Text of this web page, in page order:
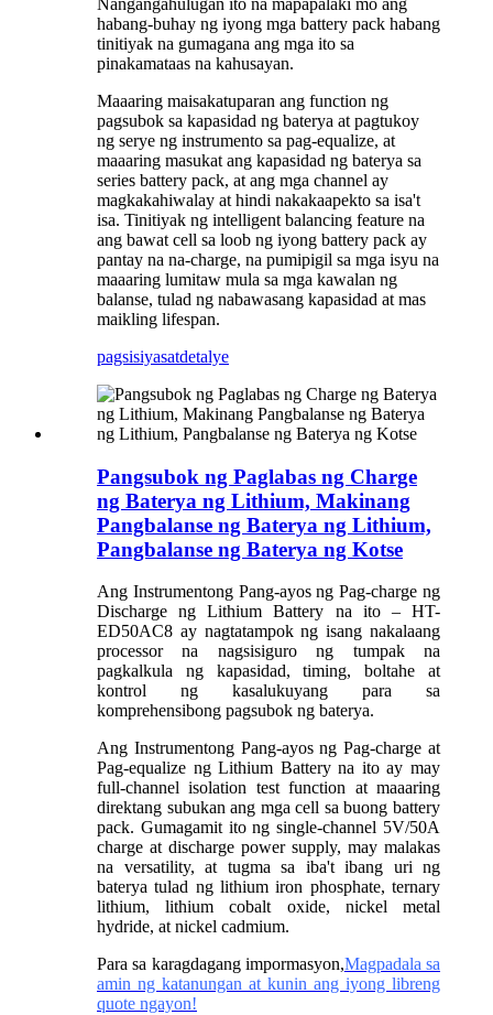
Nangangahulugan ito na mapapalaki mo ang
habang-buhay ng iyong mga battery pack habang
tinitiyak na gumagana ang mga ito sa
pinakamataas na kahusayan.
Maaaring maisakatuparan ang function ng
pagsubok sa kapasidad ng baterya at pagtukoy
ng serye ng instrumento sa pag-equalize, at
maaaring masukat ang kapasidad ng baterya sa
series battery pack, at ang mga channel ay
magkakahiwalay at hindi nakakaapekto sa isa't
isa. Tinitiyak ng intelligent balancing feature na
ang bawat cell sa loob ng iyong battery pack ay
pantay na na-charge, na pumipigil sa mga isyu na
maaaring lumitaw mula sa mga kawalan ng
balanse, tulad ng nabawasang kapasidad at mas
maikling lifespan.
pagsisiyasatdetalye
Pangsubok ng Paglabas ng Charge
ng Baterya ng Lithium, Makinang
Pangbalanse ng Baterya ng Lithium,
Pangbalanse ng Baterya ng Kotse
Ang Instrumentong Pang-ayos ng Pag-charge ng
Discharge ng Lithium Battery na ito – HT-
ED50AC8 ay nagtatampok ng isang nakalaang
processor na nagsisiguro ng tumpak na
pagkalkula ng kapasidad, timing, boltahe at
kontrol ng kasalukuyang para sa
komprehensibong pagsubok ng baterya.
Ang Instrumentong Pang-ayos ng Pag-charge at
Pag-equalize ng Lithium Battery na ito ay may
full-channel isolation test function at maaaring
direktang subukan ang mga cell sa buong battery
pack. Gumagamit ito ng single-channel 5V/50A
charge at discharge power supply, may malakas
na versatility, at tugma sa iba't ibang uri ng
baterya tulad ng lithium iron phosphate, ternary
lithium, lithium cobalt oxide, nickel metal
hydride, at nickel cadmium.
Para sa karagdagang impormasyon,Magpadala sa
amin ng katanungan at kunin ang iyong libreng
quote ngayon!